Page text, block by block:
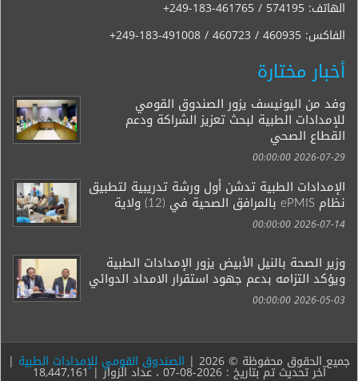
الهاتف: +249-183-461765 / 574195
الفاكس: +249-183-491008 / 460723 / 460935
أخبار مختارة
وفد من اليونيسف يزور الصندوق القومي
للإمدادات الطبية لبحث تعزيز الشراكة ودعم
القطاع الصحي
2026-07-29 00:00:00
الإمدادات الطبية تدشن أول ورشة تدريبية لتطبيق
نظام ePMIS بالمرافق الصحية في (12) ولاية
2026-07-14 00:00:00
وزير الصحة بالنيل الأبيض يزور الإمدادات الطبية
ويؤكد التزامه بدعم جهود استقرار الامداد الدوائي
2026-05-03 00:00:00
جميع الحقوق محفوظة © 2026 | الصندوق القومي للإمدادات الطبية |
آخر تحديث تم بتاريخ : 2026-08-07 ، عداد الزوار | 18,447,161